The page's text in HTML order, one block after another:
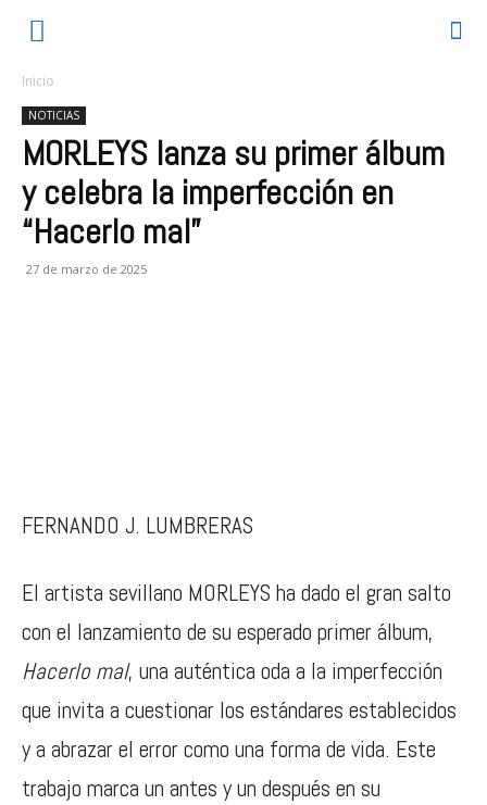
Inicio
NOTICIAS
MORLEYS lanza su primer álbum
y celebra la imperfección en
“Hacerlo mal”
27 de marzo de 2025
FERNANDO J. LUMBRERAS
El artista sevillano MORLEYS ha dado el gran salto
con el lanzamiento de su esperado primer álbum,
Hacerlo mal, una auténtica oda a la imperfección
que invita a cuestionar los estándares establecidos
y a abrazar el error como una forma de vida. Este
trabajo marca un antes y un después en su